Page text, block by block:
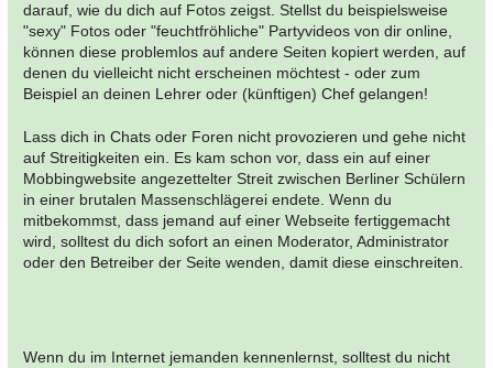
darauf, wie du dich auf Fotos zeigst. Stellst du beispielsweise
"sexy" Fotos oder "feuchtfröhliche" Partyvideos von dir online,
können diese problemlos auf andere Seiten kopiert werden, auf
denen du vielleicht nicht erscheinen möchtest - oder zum
Beispiel an deinen Lehrer oder (künftigen) Chef gelangen!
Lass dich in Chats oder Foren nicht provozieren und gehe nicht
auf Streitigkeiten ein. Es kam schon vor, dass ein auf einer
Mobbingwebsite angezettelter Streit zwischen Berliner Schülern
in einer brutalen Massenschlägerei endete. Wenn du
mitbekommst, dass jemand auf einer Webseite fertiggemacht
wird, solltest du dich sofort an einen Moderator, Administrator
oder den Betreiber der Seite wenden, damit diese einschreiten.
Wenn du im Internet jemanden kennenlernst, solltest du nicht